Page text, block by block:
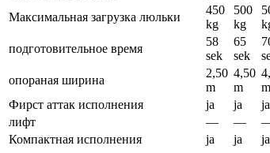
Максимальная загрузка люльки
450
kg
500
kg
подготовительное время
58
sek
65
sek
опораная ширина
2,50
m
4,50
m
m
Фирст аттак исполнения
ja ja ja
лифт
— —
Компактная исполнения
ja ja ja